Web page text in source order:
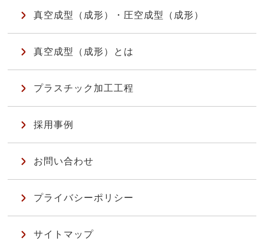
真空成型（成形）・圧空成型（成形）
真空成型（成形）とは
プラスチック加工工程
採用事例
お問い合わせ
プライバシーポリシー
サイトマップ